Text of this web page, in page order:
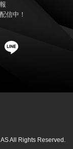
信中！
All Rights Reserved.